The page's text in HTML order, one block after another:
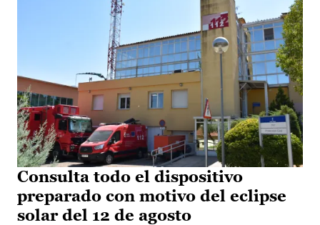
Consulta todo el dispositivo
preparado con motivo del eclipse
solar del 12 de agosto